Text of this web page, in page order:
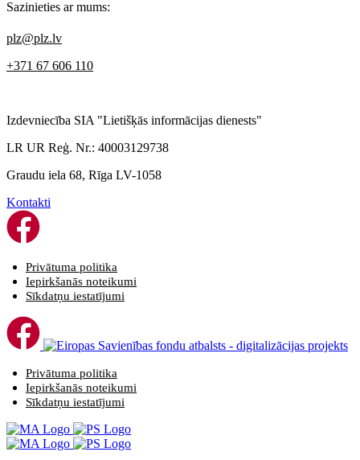
Sazinieties ar mums:
plz@plz.lv
+371 67 606 110
Izdevniecība SIA "Lietišķās informācijas dienests"
LR UR Reģ. Nr.: 40003129738
Graudu iela 68, Rīga LV-1058
Kontakti
Privātuma politika
Iepirkšanās noteikumi
Sīkdatņu iestatījumi
Privātuma politika
Iepirkšanās noteikumi
Sīkdatņu iestatījumi